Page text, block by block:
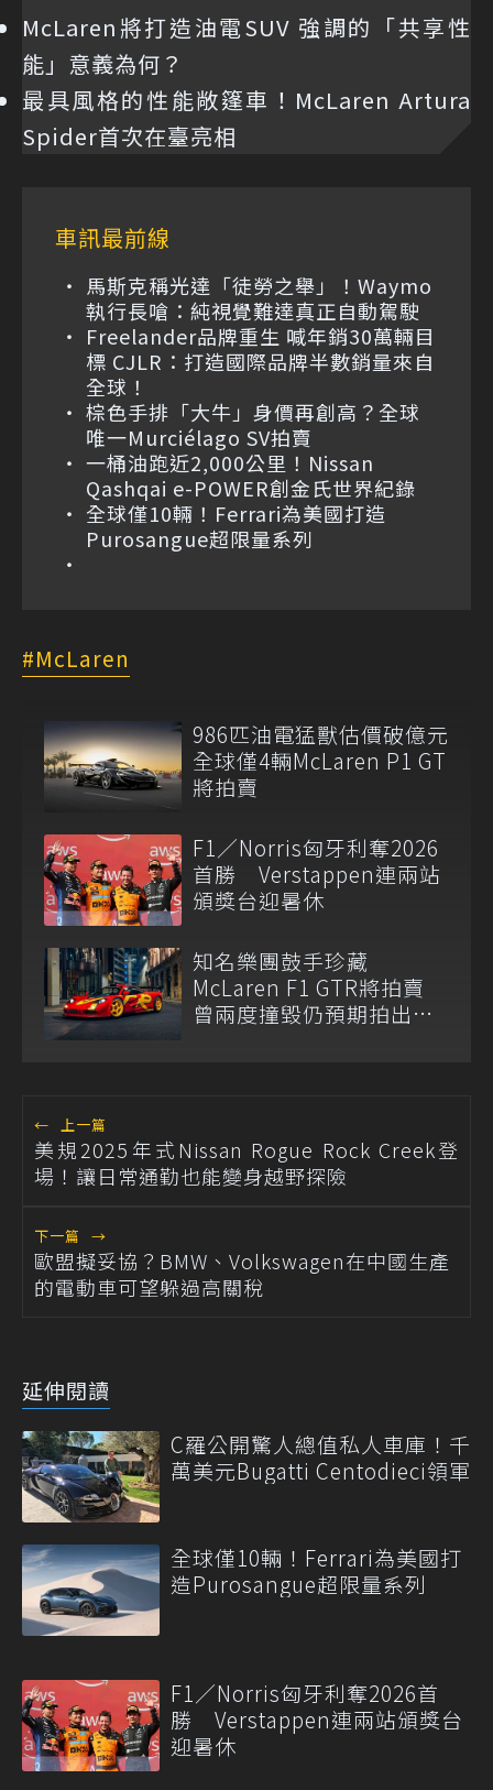
McLaren將打造油電SUV 強調的「共享性
能」意義為何？
最具風格的性能敞篷車！McLaren Artura
Spider首次在臺亮相
車訊最前線
馬斯克稱光達「徒勞之舉」！Waymo
執行長嗆：純視覺難達真正自動駕駛
Freelander品牌重生 喊年銷30萬輛目
標 CJLR：打造國際品牌半數銷量來自
全球！
棕色手排「大牛」身價再創高？全球
唯一Murciélago SV拍賣
一桶油跑近2,000公里！Nissan
Qashqai e-POWER創金氏世界紀錄
全球僅10輛！Ferrari為美國打造
Purosangue超限量系列
McLaren
986匹油電猛獸估價破億元
全球僅4輛McLaren P1 GT
將拍賣
F1／Norris匈牙利奪2026
首勝 Verstappen連兩站
頒獎台迎暑休
知名樂團鼓手珍藏
McLaren F1 GTR將拍賣
曾兩度撞毀仍預期拍出天
← 上一篇
美規2025年式Nissan Rogue Rock Creek登
場！讓日常通勤也能變身越野探險
下一篇 →
歐盟擬妥協？BMW、Volkswagen在中國生產
的電動車可望躲過高關稅
延伸閱讀
C羅公開驚人總值私人車庫！千
萬美元Bugatti Centodieci領軍
全球僅10輛！Ferrari為美國打
造Purosangue超限量系列
F1／Norris匈牙利奪2026首
勝 Verstappen連兩站頒獎台
迎暑休